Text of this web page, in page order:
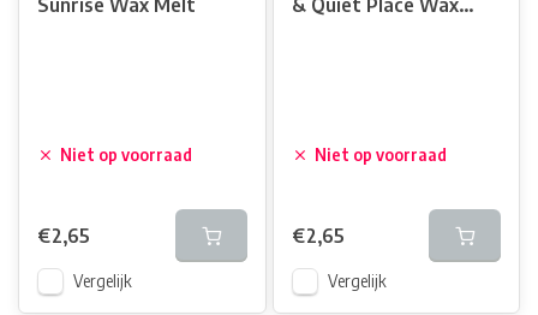
Sunrise Wax Melt
Niet op voorraad
€2,65
Vergelijk
& Quiet Place Wax
Niet op voorraad
€2,65
Vergelijk